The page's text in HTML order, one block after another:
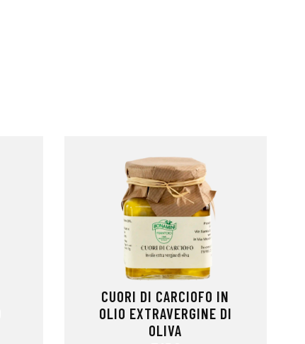
CUORI DI CARCIOFO IN
OLIO EXTRAVERGINE DI
OLIVA